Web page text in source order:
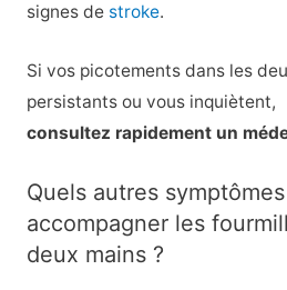
signes de stroke.
Si vos picotements dans les
persistants ou vous inquiètent,
consultez rapidement un
Quels autres
accompagner les
deux mains ?